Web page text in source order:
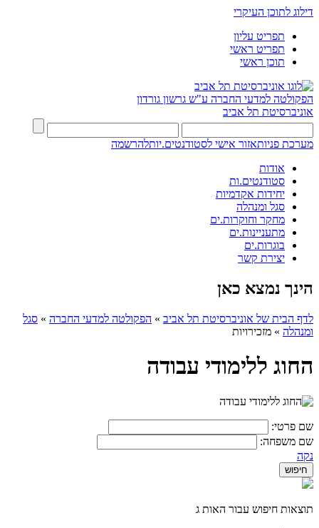
דילוג לתוכן העיקרי
תפריט עליון
תפריט ראשי
תוכן ראשי
הפקולטה למדעי החברה ע"ש גרשון גורדון
אוניברסיטת תל אביב
מערכת פניותאזור אישי לסטודנטים.יותלהרשמה
אודות
סטודנטים.ות
יחידות אקדמיות
סגל ומנהלה
מחקר וחוקרות.ים
מתעניינות.ים
בוגרות.ים
יצירת קשר
הינך נמצא כאן
לדף הבית של אוניברסיטת תל אביב » הפקולטה למדעי החברה » סגל
ומנהלה » מזכירויות
החוג ללימודי עבודה
שם פרטי:
שם משפחה:
נקה
תוצאות חיפוש עבור האות ג